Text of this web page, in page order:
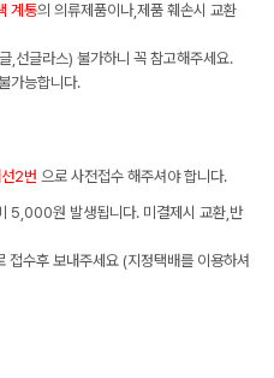
계통의 의류제품이나,제품 훼손시 교환
,선글라스) 불가하니 꼭 참고해주세요.
가능합니다.
2번 으로 사전접수 해주셔야 합니다.
5,000원 발생됩니다. 미결제시 교환,반
접수후 보내주세요 (지정택배를 이용하셔